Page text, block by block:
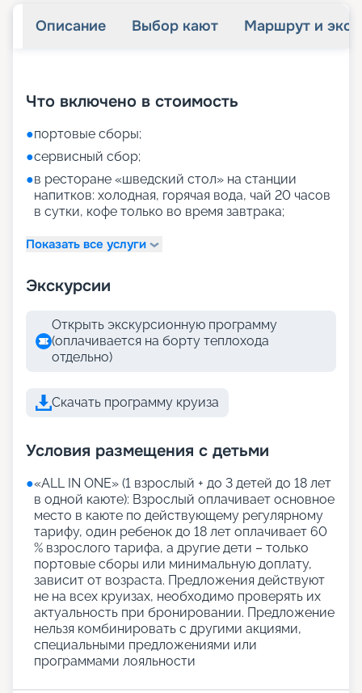
Описание Выбор кают Маршрут и
Что включено в стоимость
●портовые сборы;
●сервисный сбор;
●в ресторане «шведский стол» на станции
напитков: холодная, горячая вода, чай 20 часов
в сутки, кофе только во время завтрака;
Показать все услуги
Экскурсии
Открыть экскурсионную программу
(оплачивается на борту теплохода
отдельно)
Скачать программу круиза
Условия размещения с детьми
●«АLL IN ONE» (1 взрослый + до 3 детей до 18 лет
в одной каюте): Взрослый оплачивает основное
место в каюте по действующему регулярному
тарифу, один ребенок до 18 лет оплачивает 60
% взрослого тарифа, а другие дети – только
портовые сборы или минимальную доплату,
зависит от возраста. Предложения действуют
не на всех круизах, необходимо проверять их
актуальность при бронировании. Предложение
нельзя комбинировать с другими акциями,
специальными предложениями или
программами лояльности